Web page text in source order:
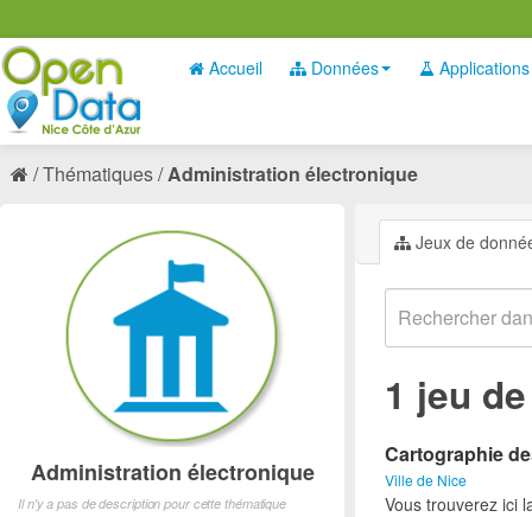
Accueil Données Applications
Thématiques Administration électronique
Jeux de
1 jeu
Cartographie
Ville de Nice
Vous trouverez ici
Administration électronique
Il n'y a pas de description pour cette thématique